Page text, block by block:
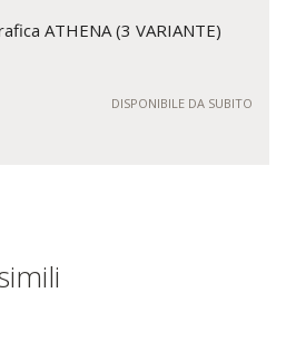
ATHENA (3 VARIANTE)
DISPONIBILE DA SUBITO